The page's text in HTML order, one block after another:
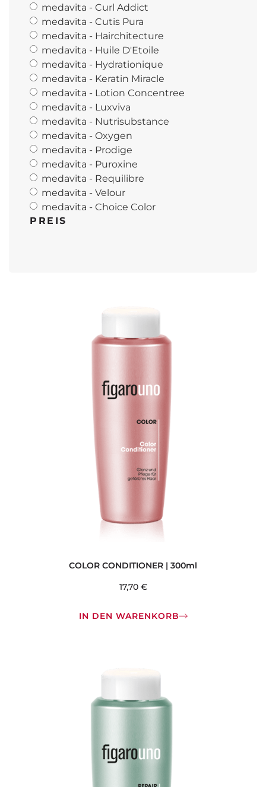
medavita - Curl Addict
medavita - Cutis Pura
medavita - Hairchitecture
medavita - Huile D'Etoile
medavita - Hydrationique
medavita - Keratin Miracle
medavita - Lotion Concentree
medavita - Luxviva
medavita - Nutrisubstance
medavita - Oxygen
medavita - Prodige
medavita - Puroxine
medavita - Requilibre
medavita - Velour
medavita - Choice Color
PREIS
COLOR CONDITIONER | 300ml
17,70 €
IN DEN WARENKORB